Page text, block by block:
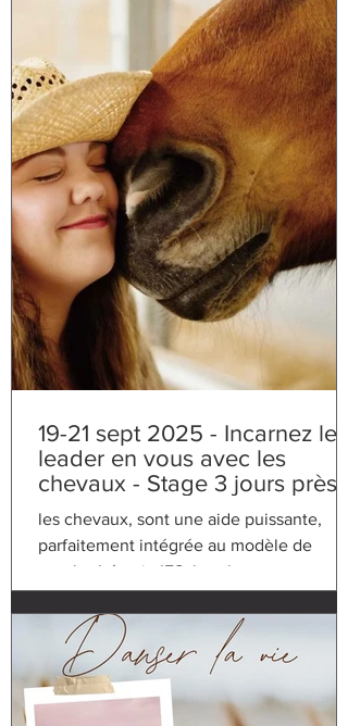
19-21 sept 2025 - Incarnez le
leader en vous avec les
chevaux - Stage 3 jours près
de Aix-en-Provence-
les chevaux, sont une aide puissante,
parfaitement intégrée au modèle de
psychothérapie IFS. les chevaux, sont une
aide puissante